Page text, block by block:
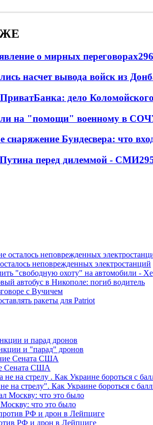
о мирных переговорах
насчет вывода войск из
дело
на "помощи" военному в СОЧ
Бундесвера: что
перед дилеммой - СМИ
неповрежденных электростанций
"свободную охоту" на автомобили -
автобус в Никополе: погиб водитель
с Вучичем
ракеты для Patriot
и "парад" дронов
Сената США
на стрелу". Как Украине бороться с
что это было
РФ и дрон в Лейпциге